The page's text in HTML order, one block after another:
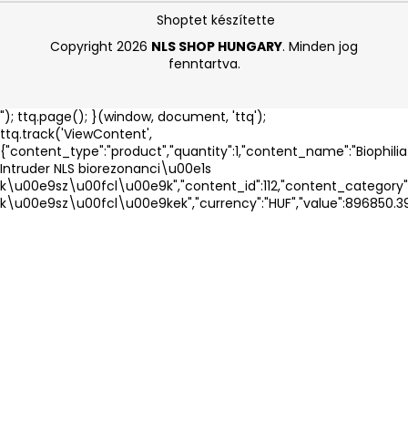
Shoptet készítette
Copyright 2026 NLS SHOP HUNGARY. Minden jog
fenntartva.
"); ttq.page(); }(window, document, 'ttq');
ttq.track('ViewContent',
{"content_type":"product","quantity":1,"content_name":"Biophilia
Intruder NLS biorezonanci\u00e1s